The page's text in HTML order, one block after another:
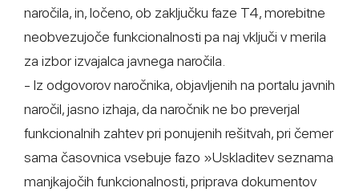
naročila, in, ločeno, ob zaključku faze T4, morebitne
neobvezujoče funkcionalnosti pa naj vključi v merila
za izbor izvajalca javnega naročila.
- Iz odgovorov naročnika, objavljenih na portalu javnih
naročil, jasno izhaja, da naročnik ne bo preverjal
funkcionalnih zahtev pri ponujenih rešitvah, pri čemer
sama časovnica vsebuje fazo »Uskladitev seznama
manjkajočih funkcionalnosti, priprava dokumentov